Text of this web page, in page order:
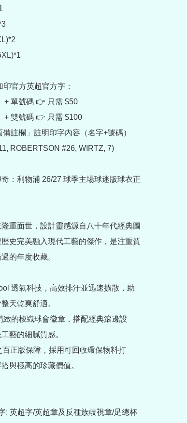
官方英超官方字：
+ 單號碼 👉 只需 $50
+ 雙號碼 👉 只需 $100
註欄」註明印字內容（名字+號碼）
ROBERTSON #26, WIRTZ, 7)
：利物浦 26/27 球季主場球迷版球衣正
重面世，設計靈感源自八十年代經典圖
史完美融入現代工藝的傑作，是注重質
的年度收藏。
透氣科技，高效排汗並迅速擴散，助
天乾爽舒適。
緻的梭織球會徽章，搭配經典滾邊設
藝的細膩質感。
正版保障，採用可回收環保物料打
與極高的珍藏價值。
: 英超字/英超章及反種族歧視章/足總杯